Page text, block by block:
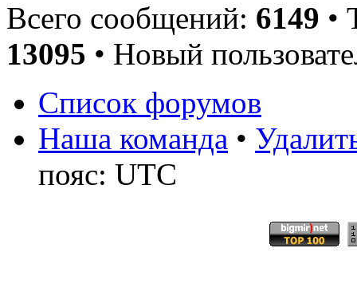
Всего сообщений: 6149 •
13095 • Новый
Список форумов
Наша команда •
пояс: UTC